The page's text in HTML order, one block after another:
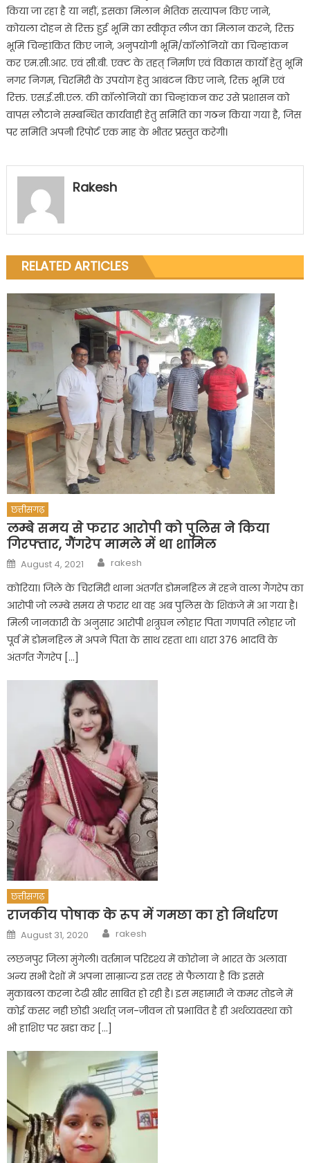
किया जा रहा है या नहीं, इसका मिलान भैतिक सत्यापन किए जाने,
कोयला दोहन से रिक्त हुई भूमि का स्वीकृत लीज का मिलान करने, रिक्त
भूमि चिन्हांकित किए जाने, अनुपयोगी भूमि/कॉलोनियों का चिन्हांकन
कर एम.सी.आर. एवं सी.बी. एक्ट के तहत् निर्माण एवं विकास कार्यों हेतु भूमि
नगर निगम, चिरमिरी के उपयोग हेतु आबंटन किए जाने, रिक्त भूमि एवं
रिक्त. एस.ई.सी.एल. की कॉलोनियों का चिन्हांकन कर उसे प्रशासन को
वापस लौटाने सम्बन्धित कार्यवाही हेतु समिति का गठन किया गया है, जिस
पर समिति अपनी रिपोर्ट एक माह के भीतर प्रस्तुत करेगी।
Rakesh
RELATED ARTICLES
छत्तीसगढ़
लम्बे समय से फरार आरोपी को पुलिस ने किया
गिरफ्तार, गैंगरेप मामले में था शामिल
Posted
on
August 4, 2021 Author
rakesh
कोरिया। जिले के चिरमिरी थाना अंतर्गत डोमनहिल में रहने वाला गैंगरेप का
आरोपी जो लम्बे समय से फरार था वह अब पुलिस के शिकंजे में आ गया है।
मिली जानकारी के अनुसार आरोपी शत्रुघन लोहार पिता गणपति लोहार जो
पूर्व में डोमनहिल में अपने पिता के साथ रहता था। धारा 376 भादवि के
अंतर्गत गैंगरेप […]
छत्तीसगढ़
राजकीय पोषाक के रूप में गमछा का हो निर्धारण
Posted
on
August 31, 2020 Author
rakesh
लछनपुर जिला मुंगेली। वर्तमान परिदृश्य में कोरोना ने भारत के अलावा
अन्य सभी देशों में अपना साम्राज्य इस तरह से फैलाया है कि इससे
मुकाबला करना टेढी खीर साबित हो रही है। इस महामारी ने कमर तोडने में
कोई कसर नही छोडी अर्थात् जन-जीवन तो प्रभावित है ही अर्थव्यवस्था को
भी हाशिए पर खडा कर […]